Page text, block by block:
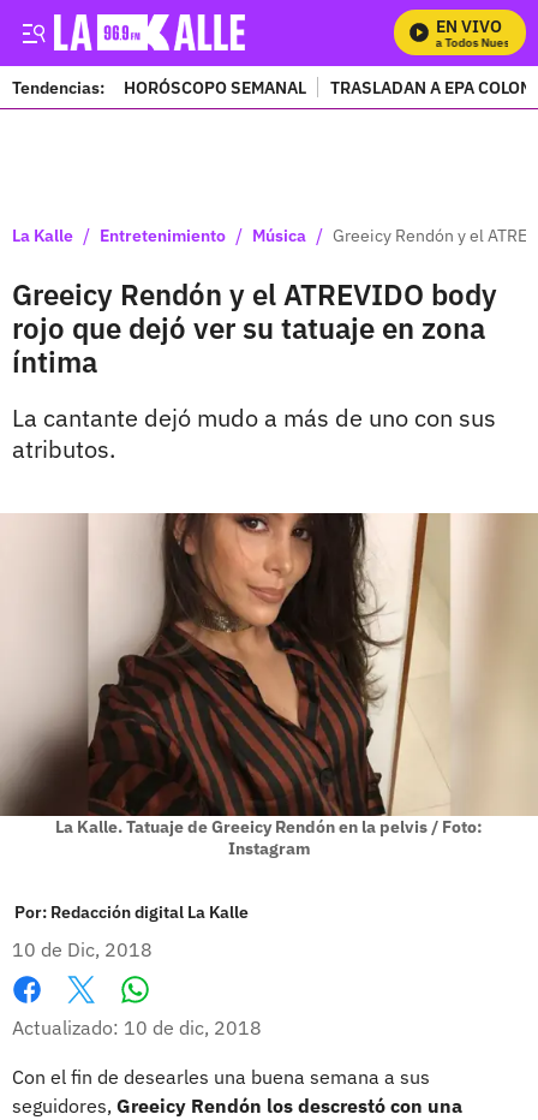
EN VIVO
Mira Todos Nuestros
Tendencias: HORÓSCOPO SEMANAL TRASLADAN A EPA
La Kalle / Entretenimiento / Música / Greeicy Rendón y el
Greeicy Rendón y el ATREVIDO body
rojo que dejó ver su tatuaje en zona
íntima
La cantante dejó mudo a más de uno con sus
atributos.
La Kalle. Tatuaje de Greeicy Rendón en la pelvis / Foto:
Instagram
Por: Redacción digital La Kalle
10 de Dic, 2018
Facebook
X
Actualizado: 10 de dic, 2018
Con el fin de desearles una buena semana a sus
seguidores, Greeicy Rendón los descrestó con una